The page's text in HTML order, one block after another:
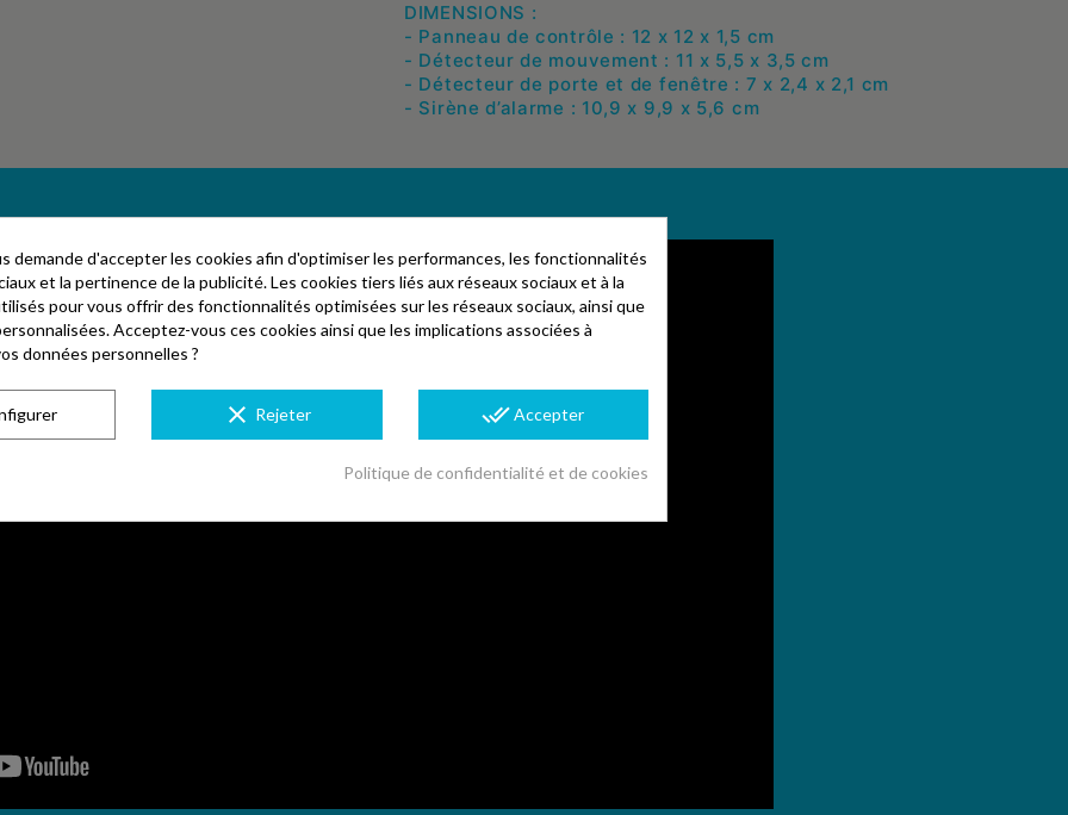
DIMENSIONS :
- Panneau de contrôle : 12 x 12 x 1,5 cm
- Détecteur de mouvement : 11 x 5,5 x 3,5 cm
- Détecteur de porte et de fenêtre : 7 x 2,4 x 2,1 cm
- Sirène d’alarme : 10,9 x 9,9 x 5,6 cm
demande d'accepter les cookies afin d'optimiser les performances, les fonctionnalités
et la pertinence de la publicité. Les cookies tiers liés aux réseaux sociaux et à la
pour vous offrir des fonctionnalités optimisées sur les réseaux sociaux, ainsi que
Acceptez-vous ces cookies ainsi que les implications associées à
données personnelles ?
clear Rejeter done_allAccepter
Politique de confidentialité et de cookies